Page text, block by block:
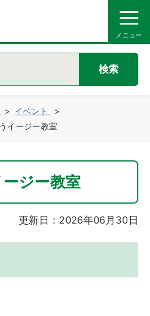
検索
イベント
イージー教室
ジー教室
更新日：2026年06月30日